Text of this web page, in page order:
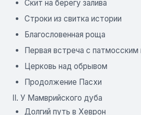
Скит на берегу залива
Строки из свитка истории
Благословенная роща
Первая встреча с
Церковь над обрывом
Продолжение Пасхи
II. У Мамврийского дуба
Долгий путь в Хеврон